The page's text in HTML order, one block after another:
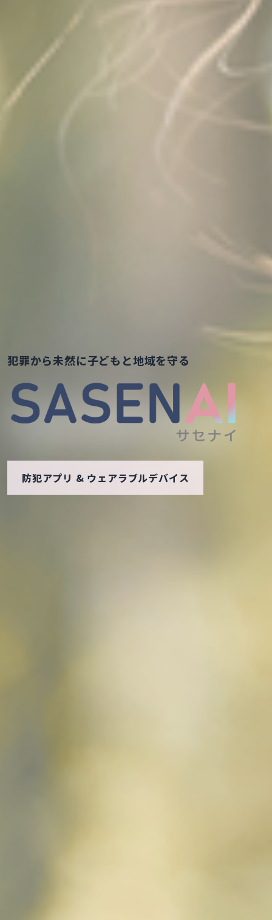
犯罪から未然に子どもと地域を守る
防犯アプリ & ウェアラブルデバイス